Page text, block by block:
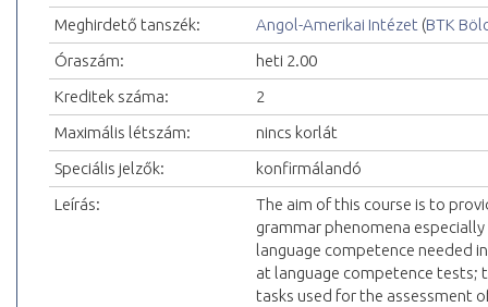
Meghirdető tanszék:
Angol-Amerikai Intézet (BTK
Óraszám:
heti 2.00
Kreditek száma:
2
Maximális létszám:
nincs korlát
Speciális jelzők:
konfirmálandó
Leírás:
The aim of this course is to
grammar phenomena
language competence needed
at language competence tests;
tasks used for the assessment